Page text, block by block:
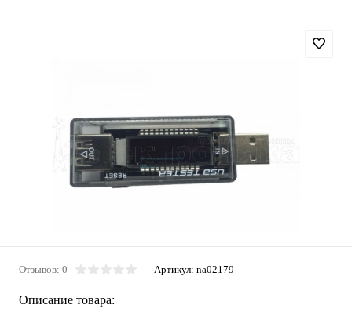
Отзывов: 0 Артикул: na02179
Описание товара: